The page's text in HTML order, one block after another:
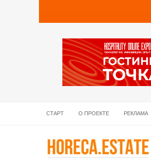
СТАРТ О ПРОЕКТЕ РЕКЛАМА